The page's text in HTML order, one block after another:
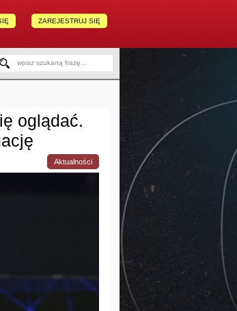
ZAREJESTRUJ SIĘ
oglądać.
Aktualności